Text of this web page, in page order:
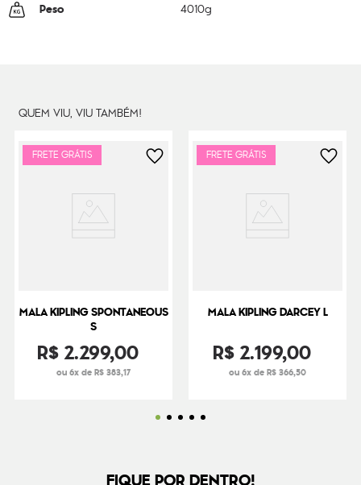
Peso 4010g
QUEM VIU, VIU TAMBÉM!
FRETE GRÁTIS
MALA KIPLING SPONTANEOUS
S
R$2.299,00
ou 6x de R$ 383,17
FRETE GRÁTIS
MALA KIPLING DARCEY L
R$2.199,00
ou 6x de R$ 366,50
FIQUE POR DENTRO!